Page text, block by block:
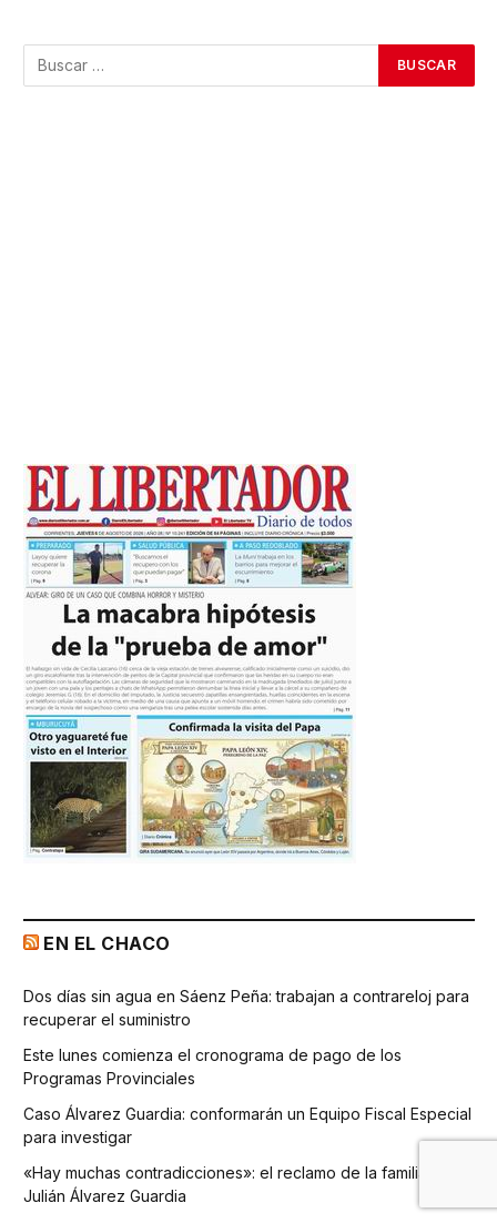
EN EL CHACO
Dos días sin agua en Sáenz Peña: trabajan a contrareloj para
recuperar el suministro
Este lunes comienza el cronograma de pago de los
Programas Provinciales
Caso Álvarez Guardia: conformarán un Equipo Fiscal Especial
para investigar
«Hay muchas contradicciones»: el reclamo de la familia de
Julián Álvarez Guardia